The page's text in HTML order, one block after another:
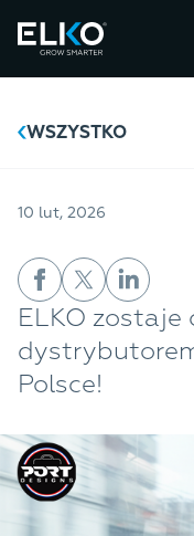
WSZYSTKO
10 lut, 2026
ELKO zostaje
Polsce!